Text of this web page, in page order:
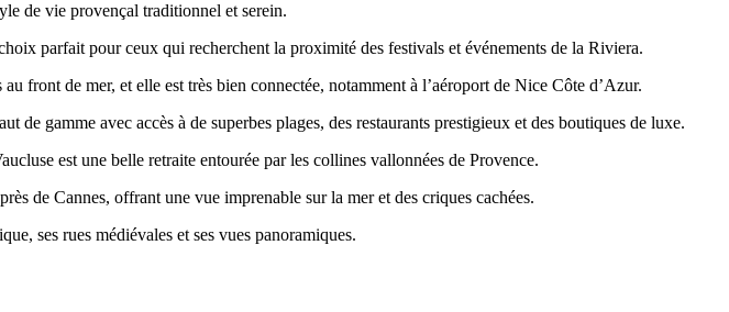
de vie provençal traditionnel et serein.
parfait pour ceux qui recherchent la proximité des festivals et événements de la Riviera.
front de mer, et elle est très bien connectée, notamment à l’aéroport de Nice Côte d’Azur.
gamme avec accès à de superbes plages, des restaurants prestigieux et des boutiques de luxe.
est une belle retraite entourée par les collines vallonnées de Provence.
de Cannes, offrant une vue imprenable sur la mer et des criques cachées.
ses rues médiévales et ses vues panoramiques.